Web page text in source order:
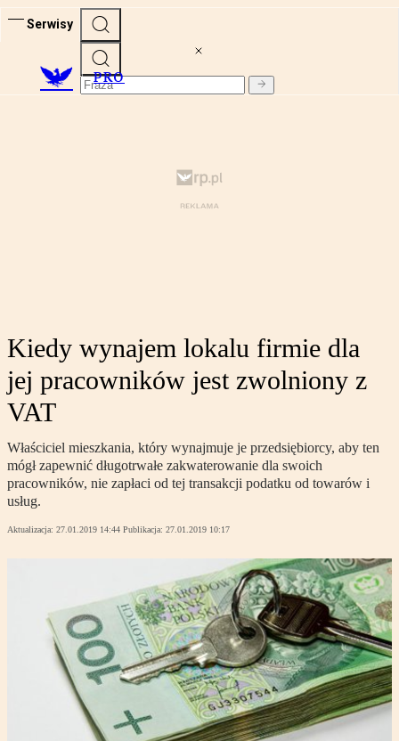
Serwisy
PRO
Kiedy wynajem lokalu firmie dla
jej pracowników jest zwolniony z
VAT
Właściciel mieszkania, który wynajmuje je przedsiębiorcy, aby ten
mógł zapewnić długotrwałe zakwaterowanie dla swoich
pracowników, nie zapłaci od tej transakcji podatku od towarów i
usług.
Aktualizacja: 27.01.2019 14:44 Publikacja: 27.01.2019 10:17